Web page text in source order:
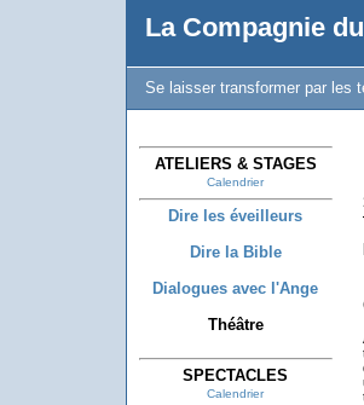
La Compagnie
Se laisser transformer par les
ATELIERS & STAGES
Calendrier
Dire les éveilleurs
Dire la Bible
Dialogues avec l'Ange
Théâtre
SPECTACLES
Calendrier